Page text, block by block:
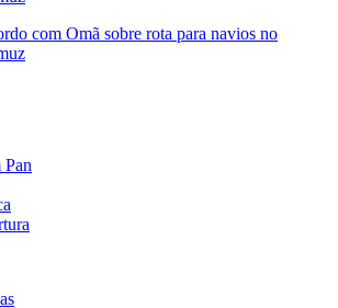
com Omã sobre rota para navios no
Pan